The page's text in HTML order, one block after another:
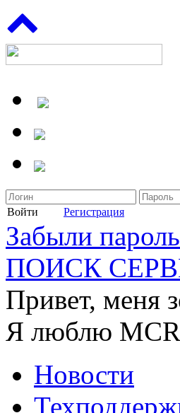
Войти Регистрация
Забыли
ПОИСК
Привет, меня
Я люблю
Новости